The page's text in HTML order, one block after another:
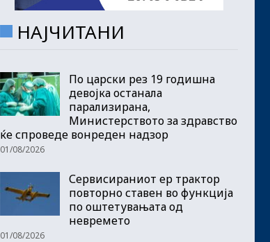
НАЈЧИТАНИ
По царски рез 19 годишна
девојка останала
парализирана,
Министерството за здравство
ќе спроведе вонреден надзор
01/08/2026
Сервисираниот ер трактор
повторно ставен во функција
по оштетувањата од
невремето
01/08/2026